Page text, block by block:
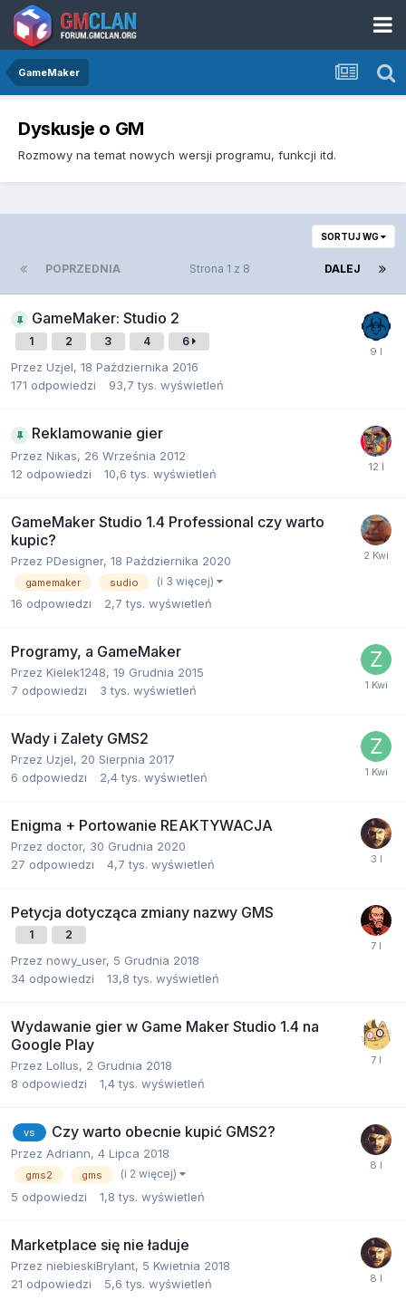
GameMaker
Dyskusje o GM
Rozmowy na temat nowych wersji programu, funkcji itd.
SORTUJ WG
POPRZEDNIA DALEJ
Strona 1 z 8
GameMaker: Studio 2
1 2 3 4 6
Przez Uzjel, 18 Października 2016
171 odpowiedzi 93,7 tys. wyświetleń
Reklamowanie gier
Przez Nikas, 26 Września 2012
12 odpowiedzi 10,6 tys. wyświetleń
GameMaker Studio 1.4 Professional czy warto
kupic?
Przez PDesigner, 18 Października 2020
gamemaker sudio (i 3 więcej)
16 odpowiedzi 2,7 tys. wyświetleń
Programy, a GameMaker
Przez Kielek1248, 19 Grudnia 2015
7 odpowiedzi 3 tys. wyświetleń
Wady i Zalety GMS2
Przez Uzjel, 20 Sierpnia 2017
6 odpowiedzi 2,4 tys. wyświetleń
Enigma + Portowanie REAKTYWACJA
Przez doctor, 30 Grudnia 2020
27 odpowiedzi 4,7 tys. wyświetleń
Petycja dotycząca zmiany nazwy GMS
1 2
Przez nowy_user, 5 Grudnia 2018
34 odpowiedzi 13,8 tys. wyświetleń
Wydawanie gier w Game Maker Studio 1.4 na
Google Play
Przez Lollus, 2 Grudnia 2018
8 odpowiedzi 1,4 tys. wyświetleń
vs Czy warto obecnie kupić GMS2?
Przez Adriann, 4 Lipca 2018
gms2 gms (i 2 więcej)
5 odpowiedzi 1,8 tys. wyświetleń
Marketplace się nie ładuje
Przez niebieskiBrylant, 5 Kwietnia 2018
21 odpowiedzi 5,6 tys. wyświetleń